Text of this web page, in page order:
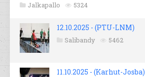
Jalkapallo 5324
12.10.2025 - (PTU-LNM)
Salibandy 5462
11.10.2025 - (Karhut-Josba)